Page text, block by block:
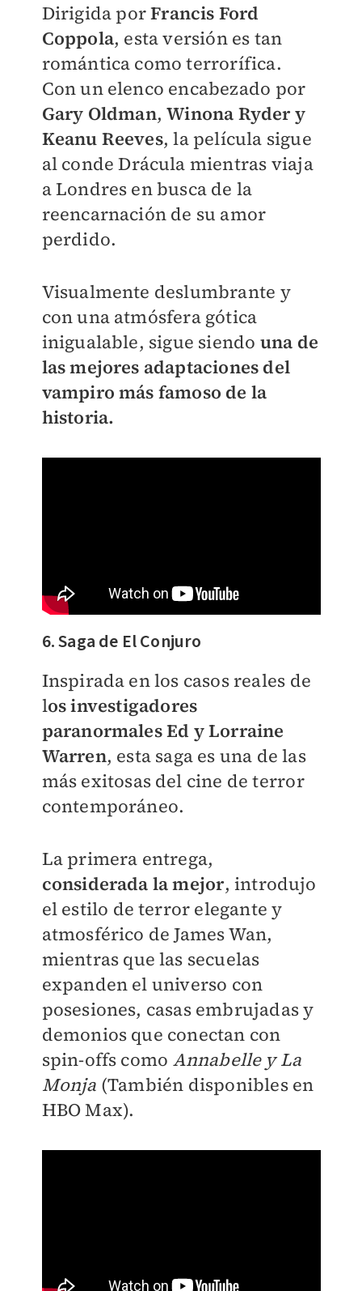
Dirigida porFrancis Ford
Coppola, esta versión es tan
romántica como terrorífica.
Con un elenco encabezado por
Gary Oldman,Winona Ryder y
Keanu Reeves, la película sigue
al conde Drácula mientras viaja
a Londres en busca de la
reencarnación de su amor
perdido.
Visualmente deslumbrante y
con una atmósfera gótica
inigualable, sigue siendo una de
las mejores adaptaciones del
vampiro más famoso de la
historia.
6. Saga de El Conjuro
Inspirada en los casos reales de
los investigadores
paranormales Ed y Lorraine
Warren, esta saga es una de las
más exitosas del cine de terror
contemporáneo.
La primera entrega,
considerada la mejor, introdujo
el estilo de terror elegante y
atmosférico de James Wan,
mientras que las secuelas
expanden el universo con
posesiones, casas embrujadas y
demonios que conectan con
spin-offs como Annabelle y La
Monja (También disponibles en
HBO Max).